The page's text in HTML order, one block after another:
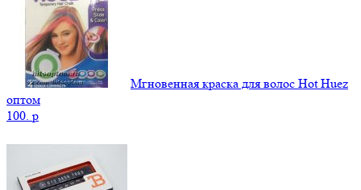
Мгновенная краска для волос Hot Huez
оптом
100. p